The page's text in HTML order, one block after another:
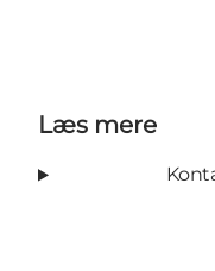
Læs mere